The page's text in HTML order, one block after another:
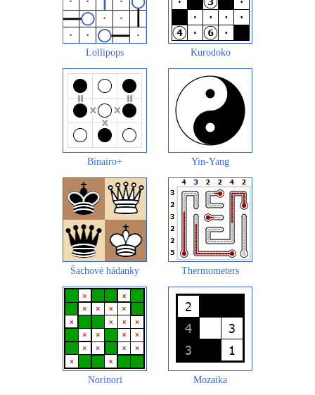
Lollipops Kurodoko
Binairo+ Yin-Yang
Šachové hádanky Thermometers
Norinori Mozaika